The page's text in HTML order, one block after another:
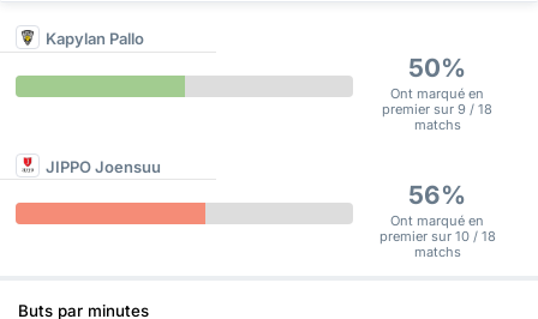
Kapylan Pallo
50%
Ont marqué en
premier sur 9 / 18
matchs
JIPPO Joensuu
56%
Ont marqué en
premier sur 10 / 18
matchs
Buts par minutes